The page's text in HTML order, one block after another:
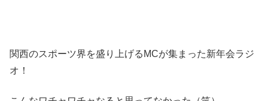
関西のスポーツ界を盛り上げるMCが集まった新年会ラジ
オ！